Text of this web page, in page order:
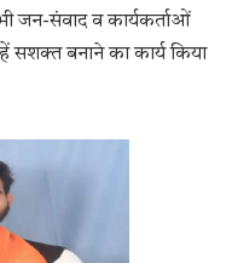
जन-संवाद व कार्यकर्ताओं
सशक्त बनाने का कार्य किया